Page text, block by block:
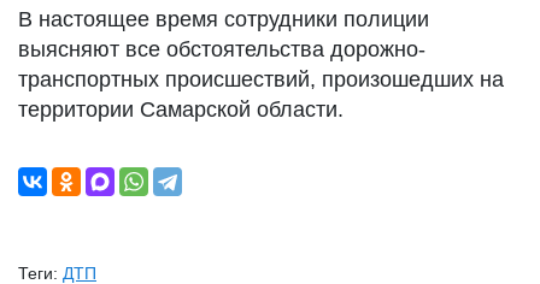
В настоящее время сотрудники полиции
выясняют все обстоятельства дорожно-
транспортных происшествий, произошедших на
территории Самарской области.
Теги: ДТП